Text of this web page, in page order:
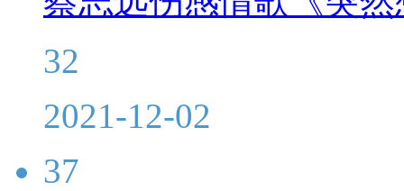
32
2021-12-02
37